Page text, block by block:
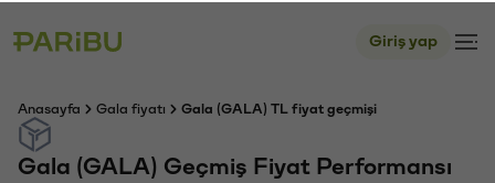
Giriş yap
Anasayfa Gala fiyatı Gala (GALA) TL fiyat geçmişi
Gala (GALA) Geçmiş Fiyat Performansı